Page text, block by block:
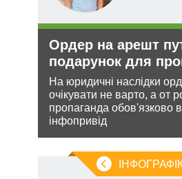
Ордер на арешт
подарунок для
На юридичні наслідки
очікувати не варто, а от
пропаганда обов'язково
інфопривід